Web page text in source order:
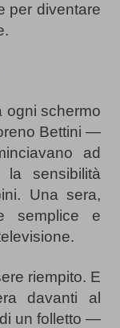
per diventare
ogni schermo
Bettini —
ad
la sensibilità
Una sera,
semplice e
riempito. E
davanti al
un folletto —